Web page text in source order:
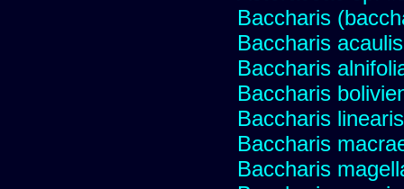
Baccharis
Baccharis acaulis
Baccharis
Baccharis
Baccharis
Baccharis
Baccharis